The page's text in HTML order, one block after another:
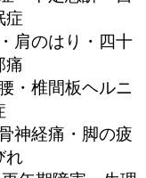
症
肩のはり・四十
痛
・椎間板ヘルニ
神経痛・脚の疲
れ